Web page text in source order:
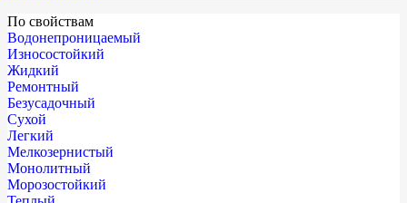
По свойствам
Водонепроницаемый
Износостойкий
Жидкий
Ремонтный
Безусадочный
Сухой
Легкий
Мелкозернистый
Монолитный
Морозостойкий